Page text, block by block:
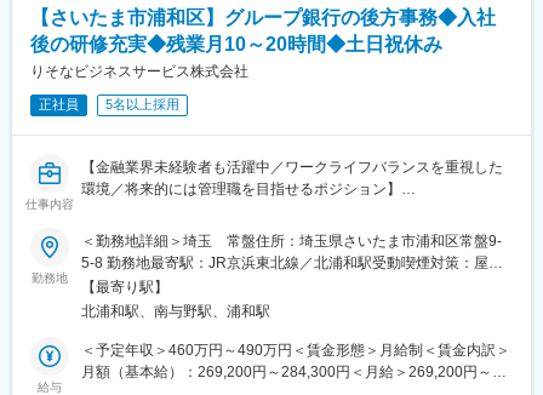
社員も多く働いており、中長期に渡って安心して就業いただけま
す。
残業時間も月平均9時間で働きやすい環境です。
■業務内容
お客さまのご相談内容確認からスタートし、40社以上の保険会社
の商品の中から、お客さまに合った保障をオーダーメイドで設
計・提案します。特定商品の販売指示はなく、お客さまを第一に
考えた対応に専念できます。
（2）ライフプラン設計・ご提案
（3）ご契約・ご契約内容確認
■キャリアステップ
が可能です。評価体制がととのっており実力をしっかり評価。
過去事例として、中途入社から最短で3年で店長に昇格した事例も
【さいたま市浦和区】グループ銀行の後方事務◆入社
後の研修充実◆残業月10～20時間◆土日祝休み
りそなビジネスサービス株式会社
正社員 5名以上採用
仕事内容
【金融業界未経験者も活躍中／ワークライフバランスを重視した
環境／将来的には管理職を目指せるポジション】
■仕事内容と募集背景
埼玉りそな銀行営業店の後方事務を担当していただきます。
りそなグループでは、銀行窓口をお客さまの困りごとの解決に向
けた相談の場と位置付けており、手続きに伴う事務処理は後方事
務拠点に集約し、効率的に処理する体制を構築しています。
また、営業店に残る事務を詳細に分析し、さらなる集約を推進し
ています。
こうした取り組みの結果、営業店の変化に伴い、後方事務拠点は
勤務地
＜勤務地詳細＞埼玉 常盤住所：埼玉県さいたま市浦和区常盤9‐
5‐8 勤務地最寄駅：JR京浜東北線／北浦和駅受動喫煙対策：屋内
全面禁煙変更の範囲：転居を伴わない範囲内で会社の定める場所
【最寄り駅】
北浦和駅、南与野駅、浦和駅
給与
＜予定年収＞460万円～490万円＜賃金形態＞月給制＜賃金内訳＞
月額（基本給）：269,200円～284,300円＜月給＞269,200円～